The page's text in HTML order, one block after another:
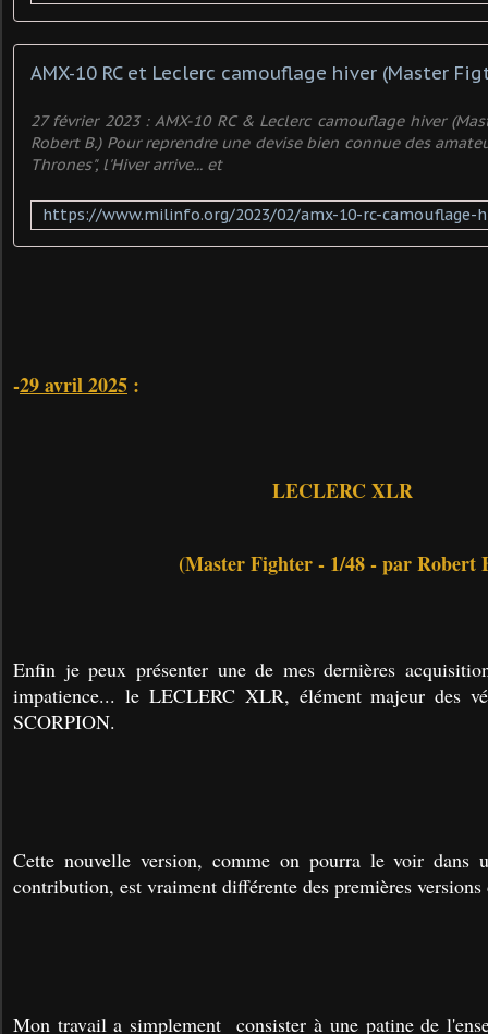
27 février 2023 : AMX-10 RC & Leclerc camouflage hiver
Robert B.) Pour reprendre une devise bien connue des
Thrones", l'Hiver arrive... et
-29 avril 2025 :
LECLERC XLR
(Master Fighter - 1/48 - par Robert
Enfin je peux présenter une de mes dernières
impatience... le LECLERC XLR, élément majeur des
SCORPION.
Cette nouvelle version, comme on pourra le voir dans
contribution, est vraiment différente des premières
Mon travail a simplement consister à une patine de